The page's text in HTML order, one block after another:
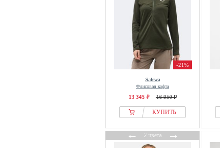
-21%
Salewa
Флисовая кофта
13 345 ₽ 16 950 ₽
КУПИТЬ
←2 цвета→